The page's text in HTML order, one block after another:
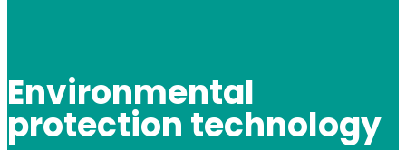
Environmental
protection technology